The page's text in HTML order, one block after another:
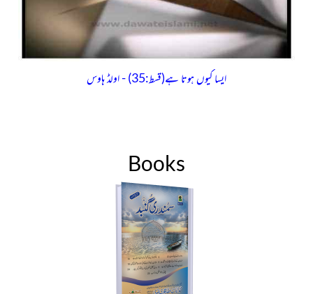
ایسا کیوں ہوتا ہے(قسط:35) - اولڈ ہاوس
Books